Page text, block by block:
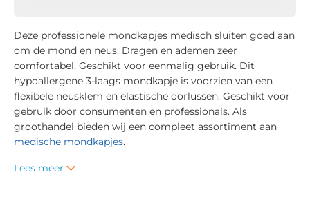
Deze professionele mondkapjes medisch sluiten goed aan
om de mond en neus. Dragen en ademen zeer
comfortabel. Geschikt voor eenmalig gebruik. Dit
hypoallergene 3-laags mondkapje is voorzien van een
flexibele neusklem en elastische oorlussen. Geschikt voor
gebruik door consumenten en professionals. Als
groothandel bieden wij een compleet assortiment aan
medische mondkapjes.
Lees meer